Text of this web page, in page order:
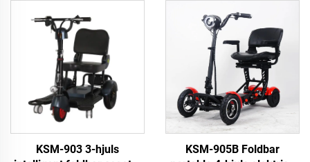
KSM-903 3-hjuls
KSM-905B Foldbar